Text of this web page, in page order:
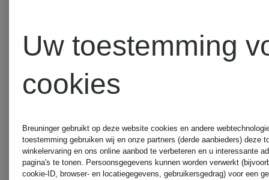
van
corduroy
Uw toestemming
cookies
Breuninger gebruikt op deze website cookies en andere
toestemming gebruiken wij en onze partners (derde aanbieders) deze
winkelervaring en ons online aanbod te verbeteren en u interessante
pagina's te tonen. Persoonsgegevens kunnen worden verwerkt
cookie-ID, browser- en locatiegegevens, gebruikersgedrag) voor een